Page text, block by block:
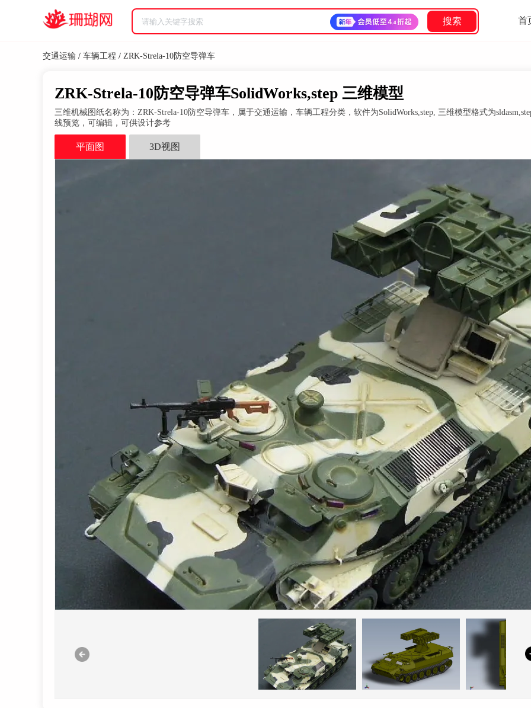
搜索 首
交通运输 / 车辆工程 / ZRK-Strela-10防空导弹车
ZRK-Strela-10防空导弹车SolidWorks,step 三维模型
三维机械图纸名称为：ZRK-Strela-10防空导弹车，属于交通运输，车辆工程分类，软件为SolidWorks,step, 三维模型格式为
线预览，可编辑，可供设计参考
平面图 3D视图